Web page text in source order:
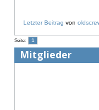
Letzter Beitrag von
Seite: 1
Mitglieder